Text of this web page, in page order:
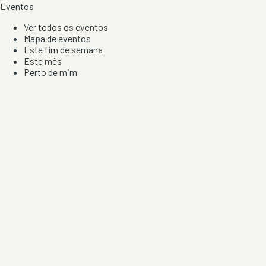
Eventos
Ver todos os eventos
Mapa de eventos
Este fim de semana
Este mês
Perto de mim